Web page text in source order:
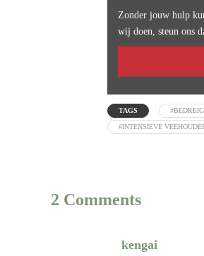
Zonder jouw hulp
wij doen, steun ons
TAGS
#INTENSIEVE
2 Comments
kengai